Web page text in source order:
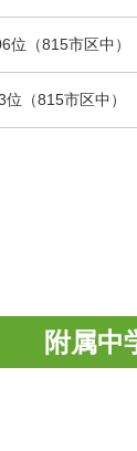
位（815市区中）
（815市区中）
附属中